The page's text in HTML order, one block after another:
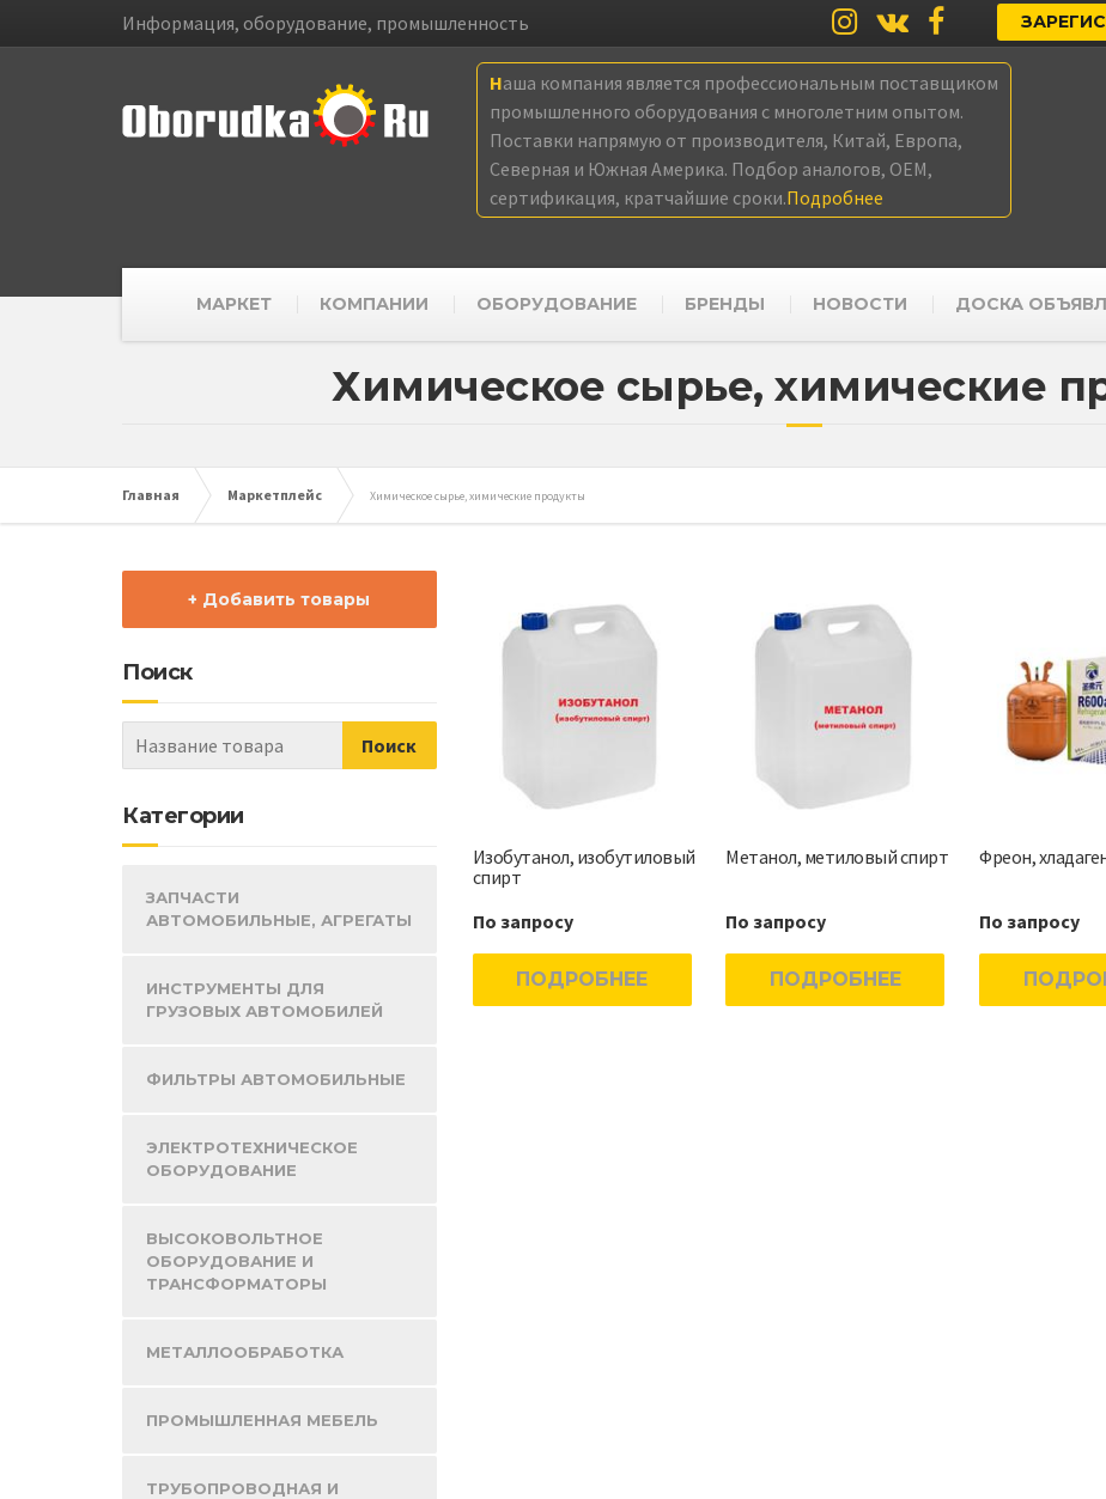
Информация, оборудование, промышленность
Наша компания является профессиональным поставщиком
промышленного оборудования с многолетним опытом.
Поставки напрямую от производителя, Китай, Европа,
Северная и Южная Америка. Подбор аналогов, OEM,
сертификация, кратчайшие сроки.Подробнее
МАРКЕТ КОМПАНИИ ОБОРУДОВАНИЕ БРЕНДЫ НОВОСТИ ДОСКА
Химическое сырье, химические
Главная Маркетплейс Химическое сырье, химические продукты
Изобутанол, изобутиловый
спирт
По запросу
ПОДРОБНЕЕ
Метанол, метиловый спирт
По запросу
ПОДРОБНЕЕ
Фреон,
По запросу
+ Добавить товары
Поиск
Категории
ЗАПЧАСТИ
АВТОМОБИЛЬНЫЕ, АГРЕГАТЫ
ИНСТРУМЕНТЫ ДЛЯ
ГРУЗОВЫХ АВТОМОБИЛЕЙ
ФИЛЬТРЫ АВТОМОБИЛЬНЫЕ
ЭЛЕКТРОТЕХНИЧЕСКОЕ
ОБОРУДОВАНИЕ
ВЫСОКОВОЛЬТНОЕ
ОБОРУДОВАНИЕ И
ТРАНСФОРМАТОРЫ
МЕТАЛЛООБРАБОТКА
ПРОМЫШЛЕННАЯ МЕБЕЛЬ
ТРУБОПРОВОДНАЯ И